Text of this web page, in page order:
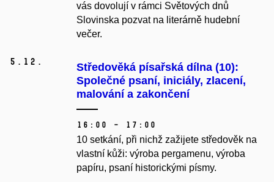
vás dovolují v rámci Světových dnů
Slovinska pozvat na literárně hudební
večer.
5. 12.
Středověká písařská dílna (10):
Společné psaní, iniciály, zlacení,
malování a zakončení
16:00 – 17:00
10 setkání, při nichž zažijete středověk na
vlastní kůži: výroba pergamenu, výroba
papíru, psaní historickými písmy.